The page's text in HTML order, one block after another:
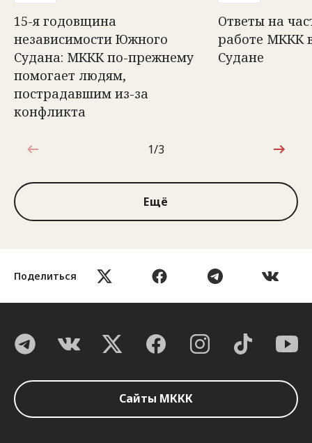
Поделиться
15-я годовщина
независимости Южного
Судана: МККК по-прежнему
помогает людям,
пострадавшим из-за
конфликта
Ответы на
работе МККК
Судане
1 из 3
1/3
Ещё
Сайты МККК